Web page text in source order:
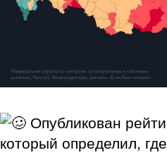
Опубликован
который определил,